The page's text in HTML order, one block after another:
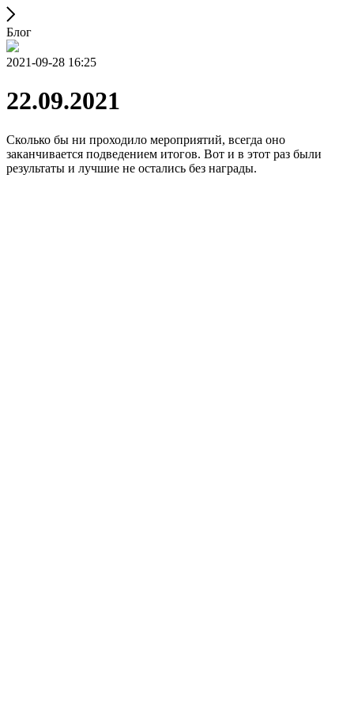
Блог
2021-09-28 16:25
22.09.2021
Сколько бы ни проходило мероприятий, всегда оно
заканчивается подведением итогов. Вот и в этот раз были
результаты и лучшие не остались без награды.